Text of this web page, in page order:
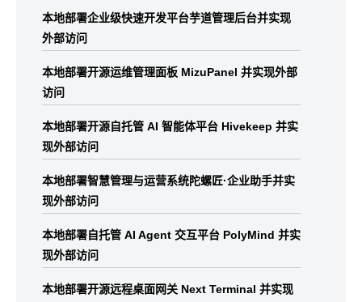
本地部署企业级快速开发平台芋道管理后台并实现
外部访问
本地部署开源运维管理面板 MizuPanel 并实现外部
访问
本地部署开源自托管 AI 智能体平台 Hivekeep 并实
现外部访问
本地部署智慧管理与运营系统陀螺匠·企业助手并实
现外部访问
本地部署自托管 AI Agent 交互平台 PolyMind 并实
现外部访问
本地部署开源远程桌面网关 Next Terminal 并实现